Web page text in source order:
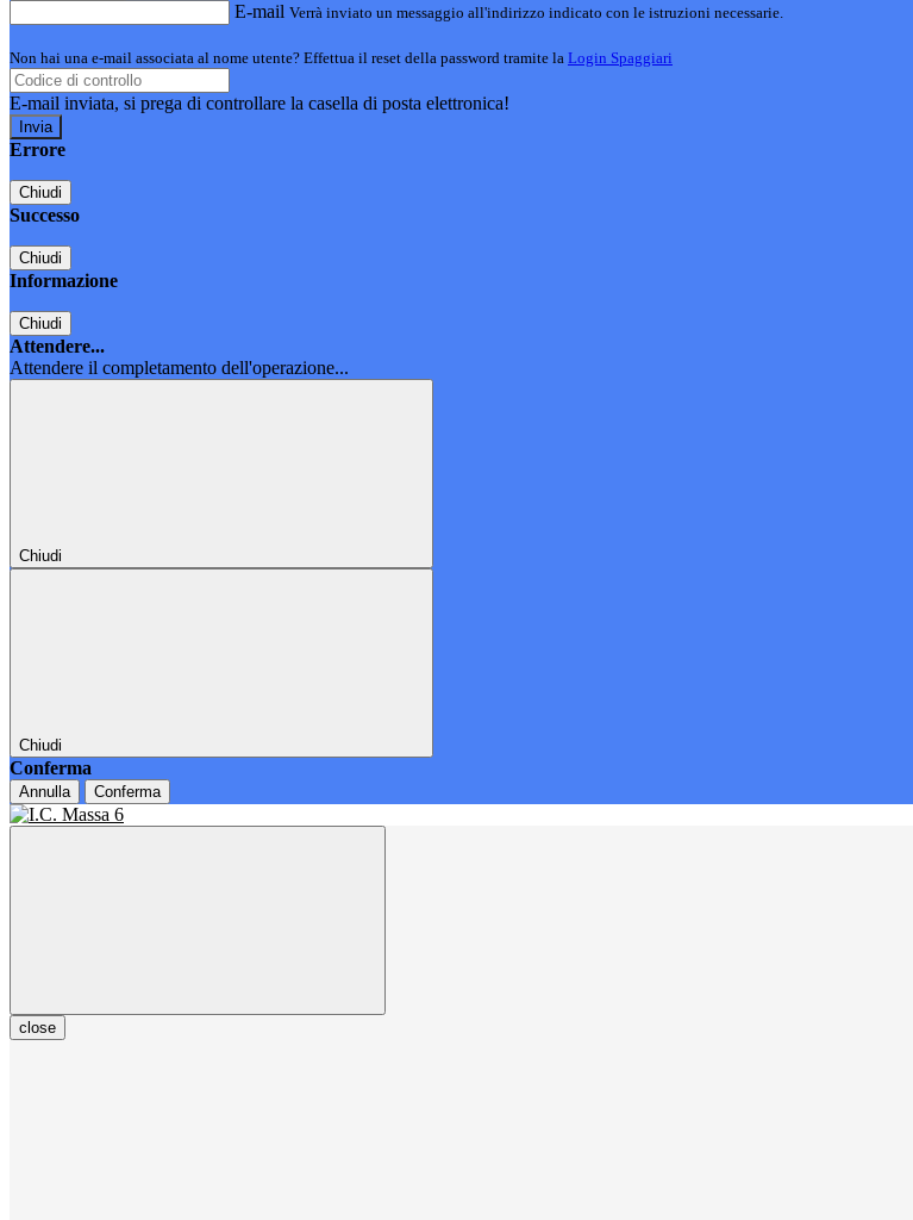
E-mail Verrà inviato un messaggio all'indirizzo indicato con le istruzioni necessarie.
Non hai una e-mail associata al nome utente? Effettua il reset della password tramite la Login Spaggiari
E-mail inviata, si prega di controllare la casella di posta elettronica!
Errore
Chiudi
Successo
Chiudi
Informazione
Chiudi
Attendere...
Attendere il completamento dell'operazione...
Chiudi
Chiudi
Conferma
Annulla Conferma
close